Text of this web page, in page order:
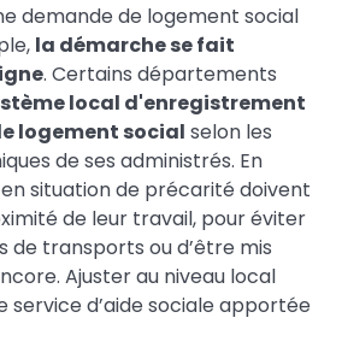
demande de logement social
la démarche se fait
. Certains départements
local d'enregistrement
logement social selon les
de ses administrés. En
situation de précarité doivent
de leur travail, pour éviter
de transports ou d’être mis
Ajuster au niveau local
service d’aide sociale apportée